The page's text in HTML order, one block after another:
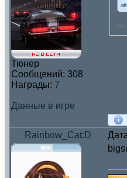
Тюнер
Сообщений: 308
Награды: 7
Данные в игре
мы
Rainbow_Cat:D